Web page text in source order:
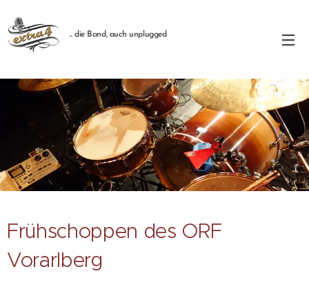
... die Band, auch unplugged
Frühschoppen des ORF
Vorarlberg